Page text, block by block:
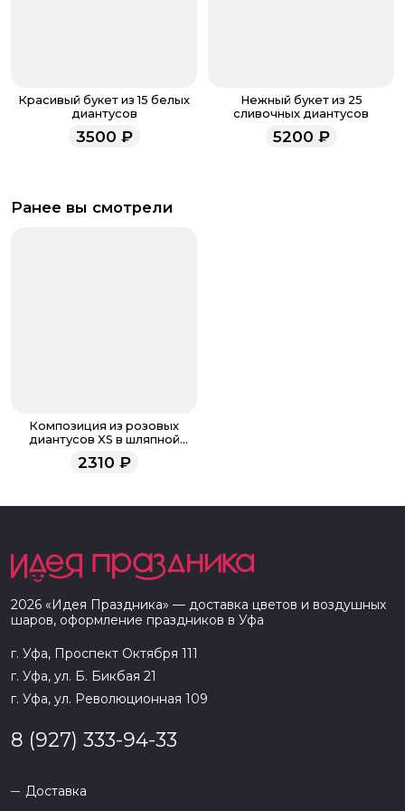
Красивый букет из 15 белых
диантусов
3500 ₽
Нежный букет из 25
сливочных диантусов
5200 ₽
Ранее вы смотрели
Композиция из розовых
диантусов XS в шляпной
коробке
2310 ₽
2026 «Идея Праздника» — доставка цветов и воздушных
шаров, оформление праздников в Уфа
г. Уфа, Проспект Октября 111
г. Уфа, ул. Б. Бикбая 21
г. Уфа, ул. Революционная 109
8 (927) 333-94-33
Доставка